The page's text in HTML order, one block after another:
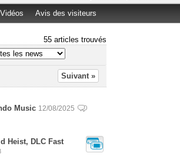
Vidéos Avis des visiteurs
55 articles trouvés
Suivant »
Music 12/08/2025
Heist, DLC Fast